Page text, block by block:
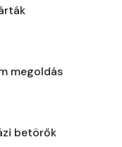
megoldás
betörők